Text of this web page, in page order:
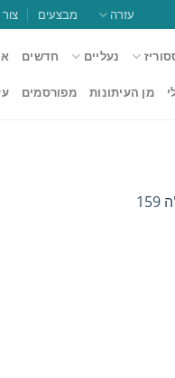
עזרה מבצעים
נעליים חדשים
מן העיתונות מפורסמים